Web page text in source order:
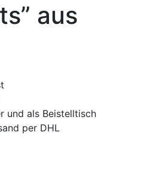
aus
und als Beistelltisch
per DHL